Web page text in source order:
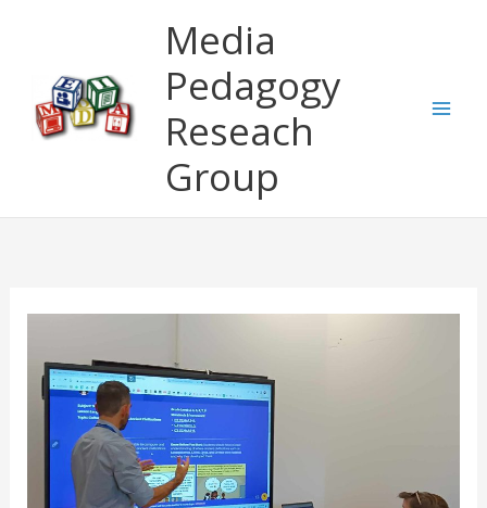
περιεχόμενο
Media
Pedagogy
Reseach
Group